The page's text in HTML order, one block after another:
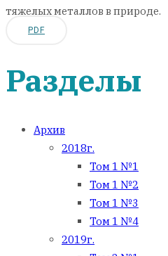
тяжелых металлов в природе.
PDF
Разделы
Архив
2018г.
Том 1 №1
Том 1 №2
Том 1 №3
Том 1 №4
2019г.